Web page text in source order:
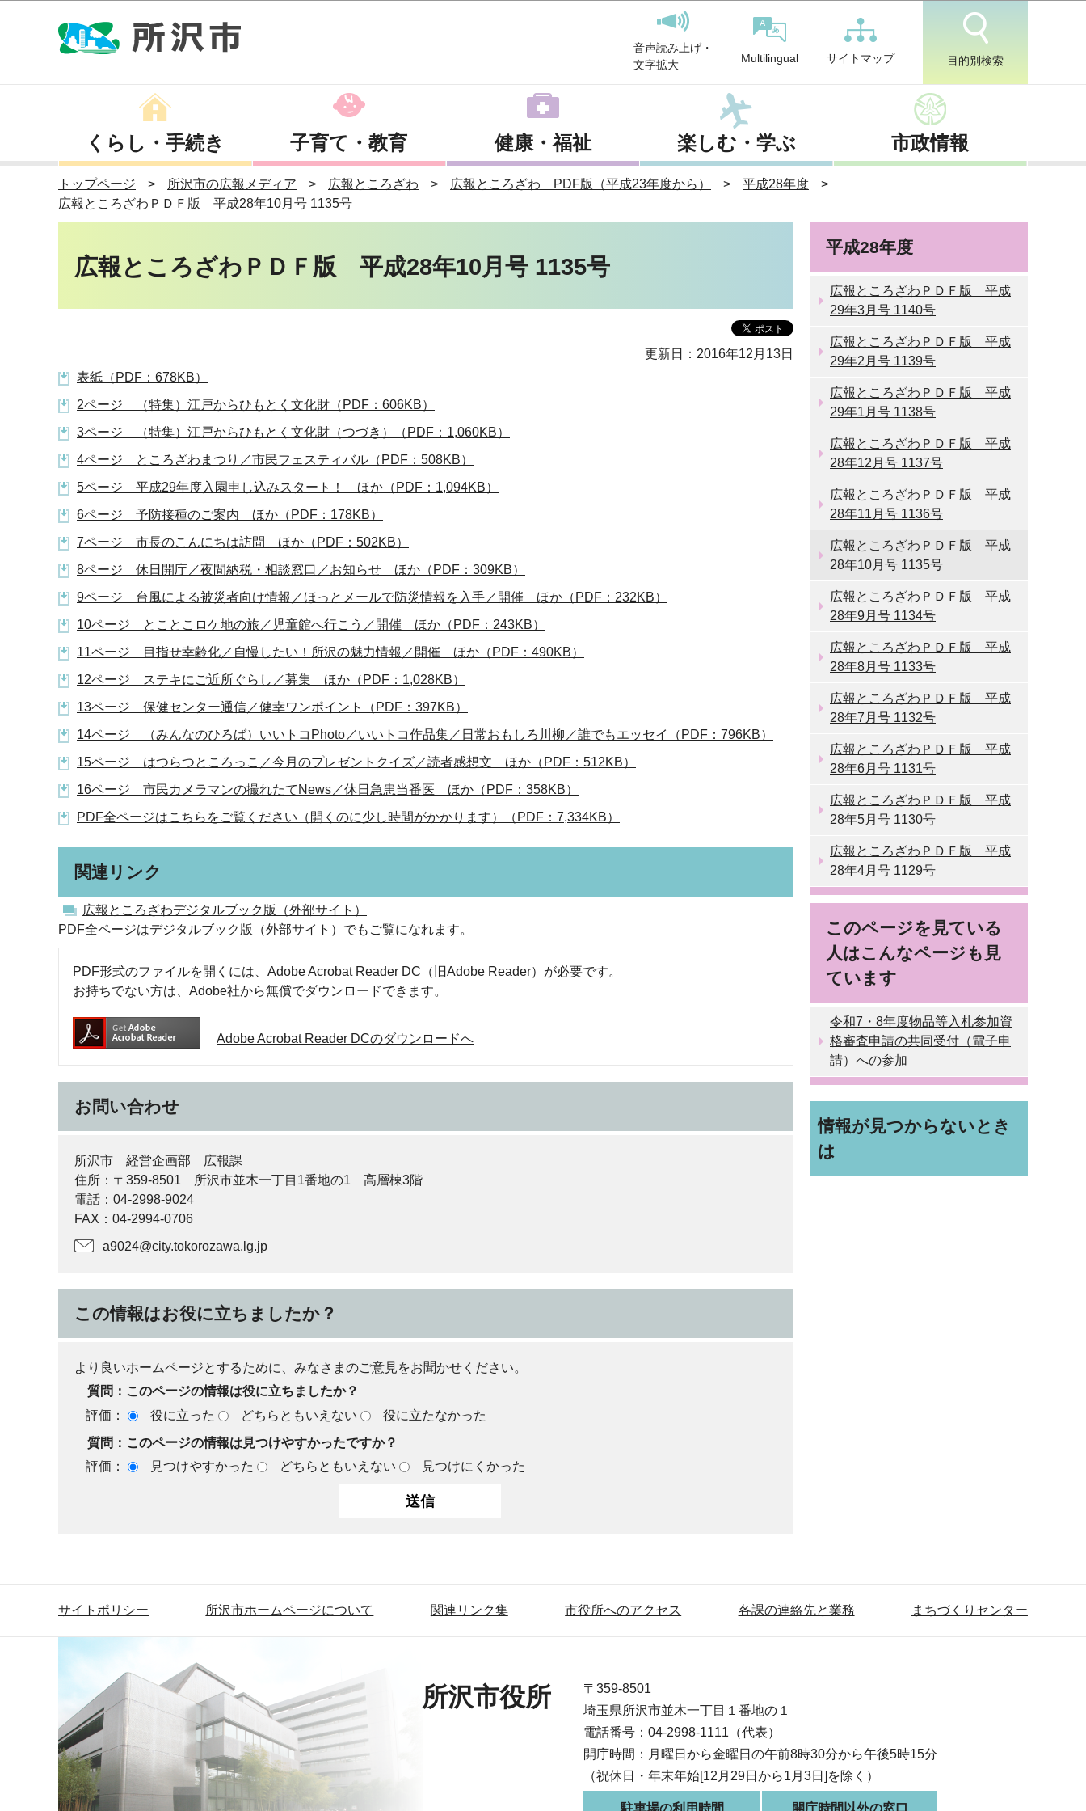
音声読み上げ・
文字拡大
Multilingual サイトマップ 目的別検索
くらし・手続き 子育て・教育 健康・福祉 楽しむ・学ぶ 市政情報
トップページ 所沢市の広報メディア 広報ところざわ 広報ところざわ PDF版（平成23年度から）
平成28年度
広報ところざわＰＤＦ版 平成28年10月号 1135号
広報ところざわＰＤＦ版 平成28年10月号 1135号
更新日：2016年12月13日
表紙（PDF：678KB）
2ページ （特集）江戸からひもとく文化財（PDF：606KB）
3ページ （特集）江戸からひもとく文化財（つづき）（PDF：1,060KB）
4ページ ところざわまつり／市民フェスティバル（PDF：508KB）
5ページ 平成29年度入園申し込みスタート！ ほか（PDF：1,094KB）
6ページ 予防接種のご案内 ほか（PDF：178KB）
7ページ 市長のこんにちは訪問 ほか（PDF：502KB）
8ページ 休日開庁／夜間納税・相談窓口／お知らせ ほか（PDF：309KB）
9ページ 台風による被災者向け情報／ほっとメールで防災情報を入手／開催 ほか（PDF：232KB）
10ページ とことこロケ地の旅／児童館へ行こう／開催 ほか（PDF：243KB）
11ページ 目指せ幸齢化／自慢したい！所沢の魅力情報／開催 ほか（PDF：490KB）
12ページ ステキにご近所ぐらし／募集 ほか（PDF：1,028KB）
13ページ 保健センター通信／健幸ワンポイント（PDF：397KB）
14ページ （みんなのひろば）いいトコPhoto／いいトコ作品集／日常おもしろ川柳／誰でもエッセイ（PDF：796KB）
15ページ はつらつところっこ／今月のプレゼントクイズ／読者感想文 ほか（PDF：512KB）
16ページ 市民カメラマンの撮れたてNews／休日急患当番医 ほか（PDF：358KB）
PDF全ページはこちらをご覧ください（開くのに少し時間がかかります）（PDF：7,334KB）
関連リンク
広報ところざわデジタルブック版（外部サイト）
PDF全ページはデジタルブック版（外部サイト） でもご覧になれます。
PDF形式のファイルを開くには、Adobe Acrobat Reader DC（旧Adobe Reader）が必要です。
お持ちでない方は、Adobe社から無償でダウンロードできます。
Adobe Acrobat Reader DCのダウンロードへ
お問い合わせ
所沢市 経営企画部 広報課
住所：〒359-8501 所沢市並木一丁目1番地の1 高層棟3階
電話：04-2998-9024
FAX：04-2994-0706
a9024@city.tokorozawa.lg.jp
この情報はお役に立ちましたか？
より良いホームページとするために、みなさまのご意見をお聞かせください。
質問：このページの情報は役に立ちましたか？
評価：
役に立った どちらともいえない
役に立たなかった
質問：このページの情報は見つけやすかったですか？
評価：
見つけやすかった どちらともいえない 見つけにくかった
平成28年度
広報ところざわＰＤＦ版 平成
29年3月号 1140号
広報ところざわＰＤＦ版 平成
29年2月号 1139号
広報ところざわＰＤＦ版 平成
29年1月号 1138号
広報ところざわＰＤＦ版 平成
28年12月号 1137号
広報ところざわＰＤＦ版 平成
28年11月号 1136号
広報ところざわＰＤＦ版 平成
28年10月号 1135号
広報ところざわＰＤＦ版 平成
28年9月号 1134号
広報ところざわＰＤＦ版 平成
28年8月号 1133号
広報ところざわＰＤＦ版 平成
28年7月号 1132号
広報ところざわＰＤＦ版 平成
28年6月号 1131号
広報ところざわＰＤＦ版 平成
28年5月号 1130号
広報ところざわＰＤＦ版 平成
28年4月号 1129号
このページを見ている
人はこんなページも見
ています
令和7・8年度物品等入札参加資
格審査申請の共同受付（電子申
請）への参加
情報が見つからないとき
は
サイトポリシー 所沢市ホームページについて 関連リンク集 市役所へのアクセス 各課の連絡先と業務 まちづくりセンター
所沢市役所
〒359-8501
埼玉県所沢市並木一丁目１番地の１
電話番号：04-2998-1111（代表）
開庁時間：月曜日から金曜日の午前8時30分から午後5時15分
（祝休日・年末年始[12月29日から1月3日]を除く）